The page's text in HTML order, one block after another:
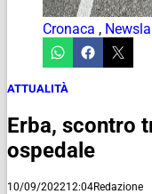
Cronaca ,
ATTUALITÀ
Erba, scontro
ospedale
10/09/202212:04Redazione